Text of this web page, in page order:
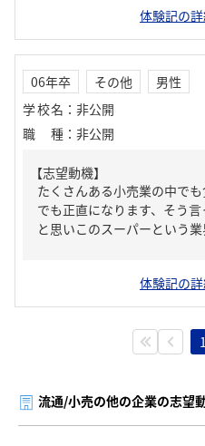
体験記の
06年卒 その他
男性
学校名 ： 非公開
職種 ： 非公開
【志望動機】
たくさんある小売業の中で
でも正直になります、そう
と思いこのスーパーという
体験記の
1
流通/小売の他の企業の志望